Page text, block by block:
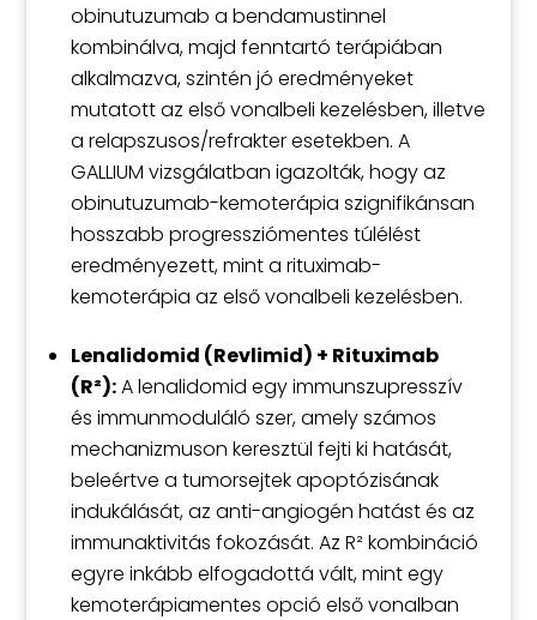
obinutuzumab a bendamustinnel
kombinálva, majd fenntartó terápiában
alkalmazva, szintén jó eredményeket
mutatott az első vonalbeli kezelésben, illetve
a relapszusos/refrakter esetekben. A
GALLIUM vizsgálatban igazolták, hogy az
obinutuzumab-kemoterápia szignifikánsan
hosszabb progressziómentes túlélést
eredményezett, mint a rituximab-
kemoterápia az első vonalbeli kezelésben.
Lenalidomid (Revlimid) + Rituximab
(R²):A lenalidomid egy immunszupresszív
és immunmoduláló szer, amely számos
mechanizmuson keresztül fejti ki hatását,
beleértve a tumorsejtek apoptózisának
indukálását, az anti-angiogén hatást és az
immunaktivitás fokozását. Az R² kombináció
egyre inkább elfogadottá vált, mint egy
kemoterápiamentes opció első vonalban